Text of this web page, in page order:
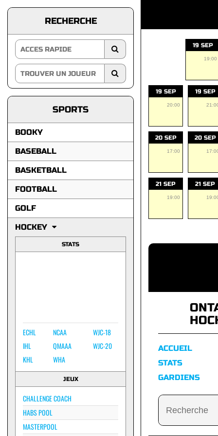
RECHERCHE
SPORTS
BOOKY
BASEBALL
BASKETBALL
FOOTBALL
GOLF
HOCKEY
STATS
ECHL
IHL
KHL
NCAA
QMAAA
WHA
WJC-18
WJC-20
JEUX
CHALLENGE COACH
HABS POOL
MASTERPOOL
19 SEP
19:00
19 SEP
20:00
19 SEP
20 SEP
17:00
20 SEP
21 SEP
19:00
21 SEP
ACCUEIL
STATS
GARDIENS